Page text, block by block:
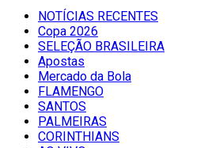
NOTÍCIAS RECENTES
Copa 2026
SELEÇÃO BRASILEIRA
Apostas
Mercado da Bola
FLAMENGO
SANTOS
PALMEIRAS
CORINTHIANS